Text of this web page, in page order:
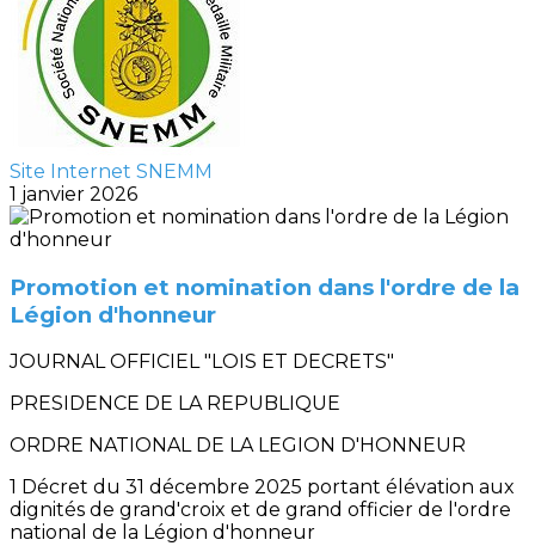
Site Internet SNEMM
1 janvier 2026
Promotion et nomination dans l'ordre de la
Légion d'honneur
JOURNAL OFFICIEL "LOIS ET DECRETS"
PRESIDENCE DE LA REPUBLIQUE
ORDRE NATIONAL DE LA LEGION D'HONNEUR
1 Décret du 31 décembre 2025 portant élévation aux
dignités de grand'croix et de grand officier de l'ordre
national de la Légion d'honneur